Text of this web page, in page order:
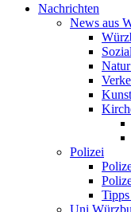
Nachrichten
News aus
Polizei
Uni